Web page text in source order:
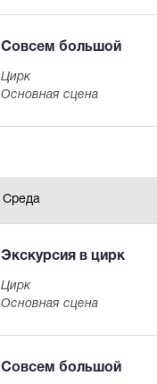
Совсем большой
Цирк
Основная сцена
Среда
Экскурсия в цирк
Цирк
Основная сцена
Совсем большой